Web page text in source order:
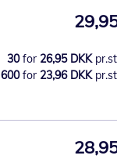
30for 26,95 DKK
600for 23,96 DKK